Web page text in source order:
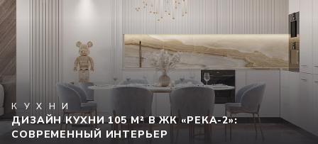
КУХНИ
ДИЗАЙН КУХНИ 105 М² В ЖК «РЕКА-2»:
СОВРЕМЕННЫЙ ИНТЕРЬЕР